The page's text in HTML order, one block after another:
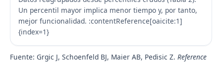
Un percentil mayor implica menor tiempo y, por tanto,
mejor funcionalidad. :contentReference[oaicite:1]
{index=1}
Fuente: Grgic J, Schoenfeld BJ, Maier AB, Pedisic Z. Reference